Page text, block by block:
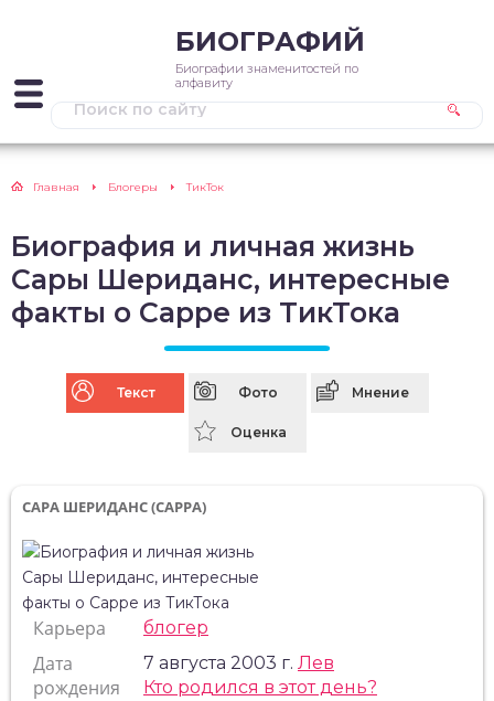
БИОГРАФИЙ
Биографии знаменитостей по
алфавиту
Главная Блогеры ТикТок
Биография и личная жизнь
Сары Шериданс, интересные
факты о Сарре из ТикТока
Текст Фото Мнение
Оценка
САРА ШЕРИДАНС (САРРА)
Карьера блогер
Дата
рождения
7 августа 2003 г. Лев
Кто родился в этот день?